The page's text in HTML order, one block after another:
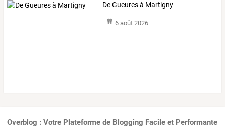
De Gueures à Martigny
6 août 2026
Overblog : Votre Plateforme de Blogging Facile et Performante